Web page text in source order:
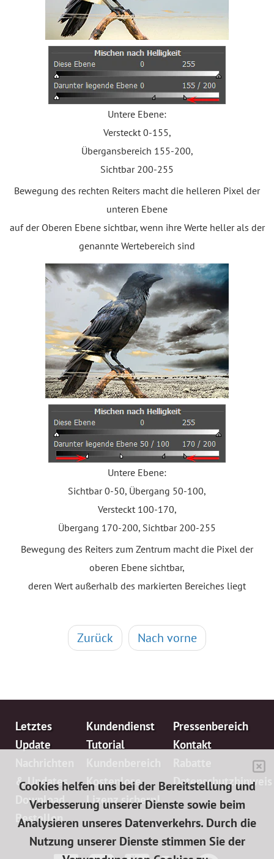
Untere Ebene:
Versteckt 0-155,
Übergansbereich 155-200,
Sichtbar 200-255
Bewegung des rechten Reiters macht die helleren Pixel der
unteren Ebene
auf der Oberen Ebene sichtbar, wenn ihre Werte heller als der
genannte Wertebereich sind
Untere Ebene:
Sichtbar 0-50, Übergang 50-100,
Versteckt 100-170,
Übergang 170-200, Sichtbar 200-255
Bewegung des Reiters zum Zentrum macht die Pixel der
oberen Ebene sichtbar,
deren Wert außerhalb des markierten Bereiches liegt
Zurück Nach vorne
Letztes
Update
& Updates
Download
Bestellen
Kundendienst
Tutorial
Kostenlose
Lizenz sichern!
Pressenbereich
Kontakt
Datenschutzhinweis
Cookies helfen uns bei der Bereitstellung und
Verbesserung unserer Dienste sowie beim
Analysieren unseres Datenverkehrs. Durch die
Nutzung unserer Dienste stimmen Sie der